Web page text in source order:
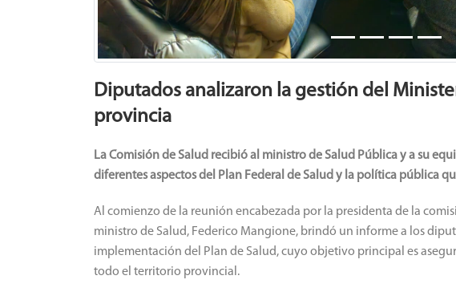
Diputados analizaron la gestión del
provincia
La Comisión de Salud recibió al ministro de Salud Pública y a su
diferentes aspectos del Plan Federal de Salud y la política pública
Al comienzo de la reunión encabezada por la presidenta de la
ministro de Salud, Federico Mangione, brindó un informe a los
implementación del Plan de Salud, cuyo objetivo principal es
todo el territorio provincial.